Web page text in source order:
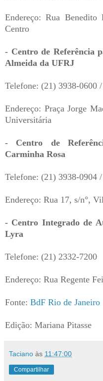
Endereço: Rua
Centro
- Centro de Referência
Almeida da UFRJ
Telefone: (21) 3938-0600
Endereço: Praça Jorge
Universitária
- Centro de
Carminha Rosa
Telefone: (21) 3938-0904
Endereço: Rua 17, s/n°,
- Centro Integrado de
Lyra
Telefone: (21) 2332-7200
Endereço: Rua Regente
Fonte: BdF Rio de Janeiro
Edição: Mariana Pitasse
Taciano às 11:47:00
Compartilhar